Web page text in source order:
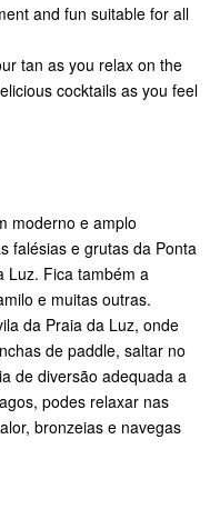
and fun suitable for all
tan as you relax on the
cocktails as you feel
moderno e amplo
falésias e grutas da Ponta
Luz. Fica também a
e muitas outras.
da Praia da Luz, onde
de paddle, saltar no
de diversão adequada a
podes relaxar nas
bronzeias e navegas